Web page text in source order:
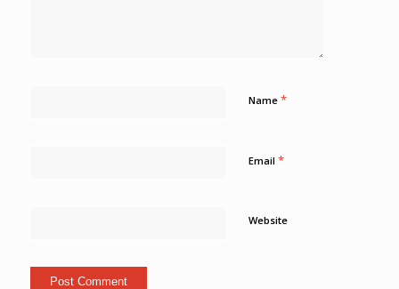
Name *
Email *
Website